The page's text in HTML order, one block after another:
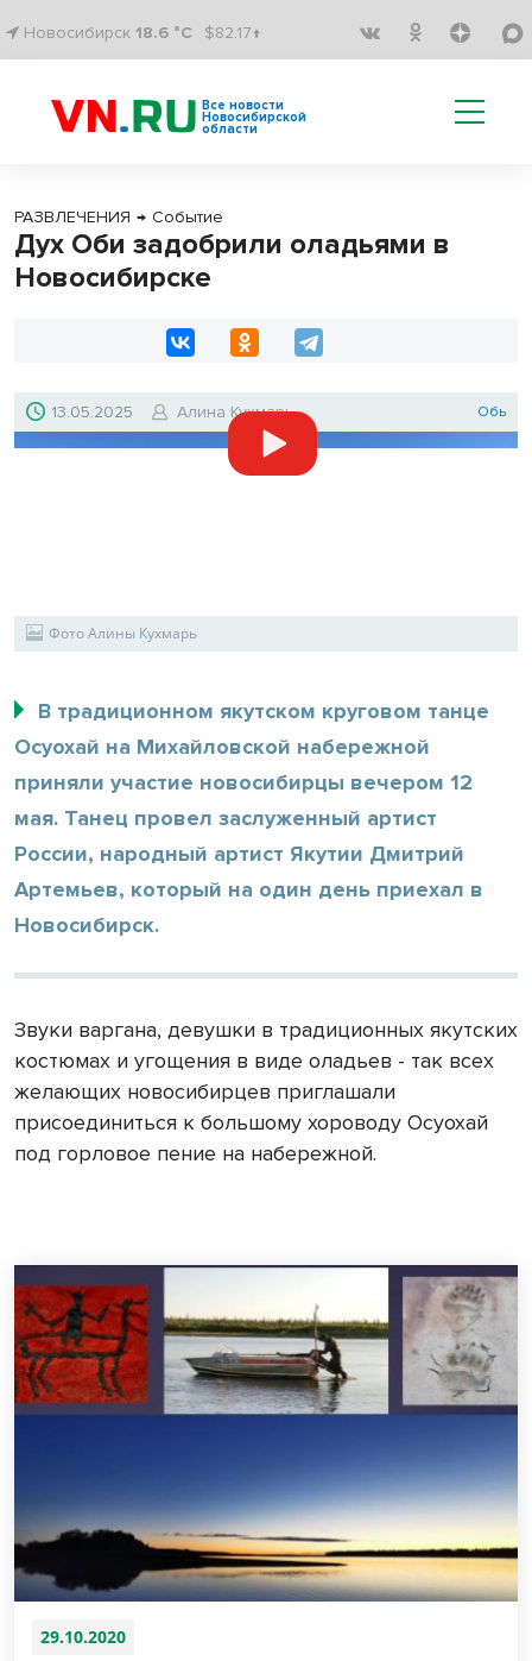
Новосибирск 18.6 °C $82.17↑
Все новости
Новосибирской
области
РАЗВЛЕЧЕНИЯ → Событие
Дух Оби задобрили оладьями в
Новосибирске
13.05.2025 Алина Кухмарь Обь
Фото Алины Кухмарь
В традиционном якутском круговом танце
Осуохай на Михайловской набережной
приняли участие новосибирцы вечером 12
мая. Танец провел заслуженный артист
России, народный артист Якутии Дмитрий
Артемьев, который на один день приехал в
Новосибирск.
Звуки варгана, девушки в традиционных якутских
костюмах и угощения в виде оладьев - так всех
желающих новосибирцев приглашали
присоединиться к большому хороводу Осуохай
под горловое пение на набережной.
29.10.2020